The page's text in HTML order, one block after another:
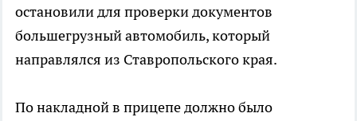
остановили для проверки документов
большегрузный автомобиль, который
направлялся из Ставропольского края.
По накладной в прицепе должно было